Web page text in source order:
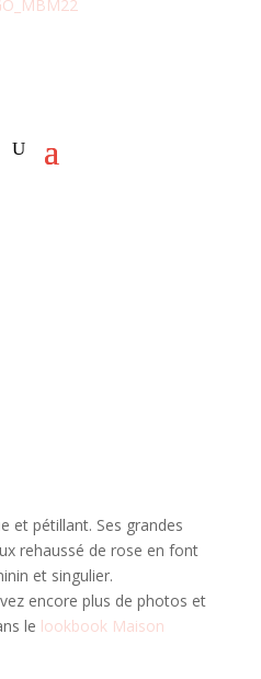
et pétillant. Ses grandes
rehaussé de rose en font
et singulier.
encore plus de photos et
le lookbook Maison